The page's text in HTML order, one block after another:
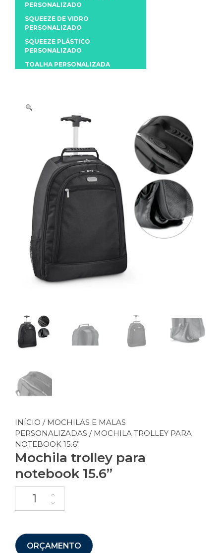
INÍCIO / MOCHILAS E MALAS
PERSONALIZADAS / MOCHILA TROLLEY PARA
NOTEBOOK 15.6”
Mochila trolley para
notebook 15.6”
ORÇAMENTO
PERSONALIZADO
SQUEEZE DE VIDRO
PERSONALIZADO
SQUEEZE PLÁSTICO
PERSONALIZADO
TOALHA PERSONALIZADA